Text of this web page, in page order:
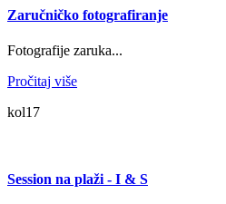
Zaručničko fotografiranje
Fotografije zaruka...
Pročitaj više
kol17
Session na plaži - I & S